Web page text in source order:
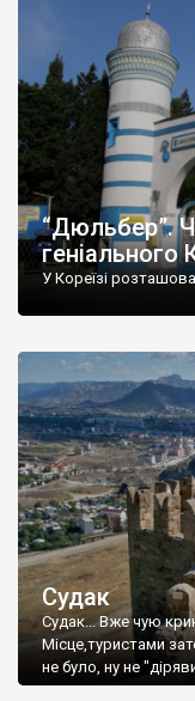
“Дюльбер”.
геніального
У Кореїзі
Судак
Судак... Вже чую
Місце,туристами
не було, ну не